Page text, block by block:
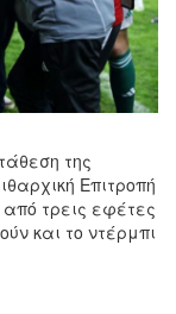
της
Επιτροπή
τρεις εφέτες
και το ντέρμπι